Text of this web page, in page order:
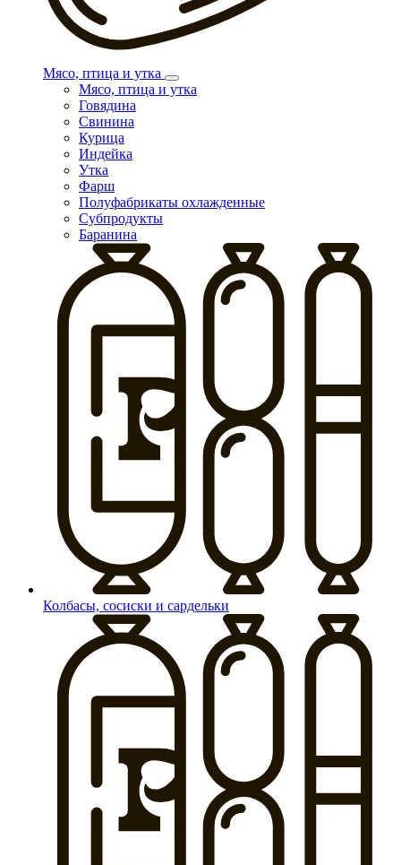
Мясо, птица и утка
Мясо, птица и утка
Говядина
Свинина
Курица
Индейка
Утка
Фарш
Полуфабрикаты охлажденные
Субпродукты
Баранина
Колбасы, сосиски и сардельки